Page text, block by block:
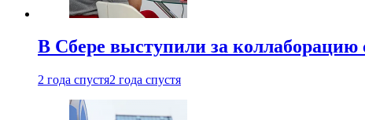
В Сбере выступили за коллаборацию
2 года спустя2 года спустя